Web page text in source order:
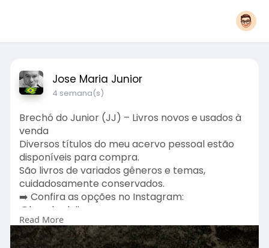
Jose Maria Junior
4 semana(s)
Brechó do Junior (JJ) – Livros novos e usados à
venda
Diversos títulos do meu acervo pessoal estão
disponíveis para compra.
São livros de variados gêneros e temas,
cuidadosamente conservados.
➡️ Confira as opções no Instagram:
@brechodojjr
➡️ Adquira diretamente pela OLX:
https://www.olx.com.br/perfil/j-junior-e02f9637
Read More